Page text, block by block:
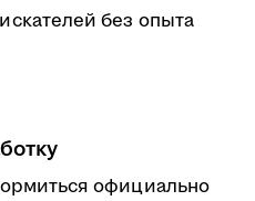
без опыта
официально